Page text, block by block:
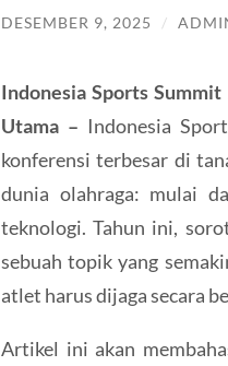
DESEMBER 9, 2025 /
Indonesia Sports
Utama – Indonesia
konferensi terbesar di
dunia olahraga: mulai
teknologi. Tahun ini,
sebuah topik yang
atlet harus dijaga secara
Artikel ini akan